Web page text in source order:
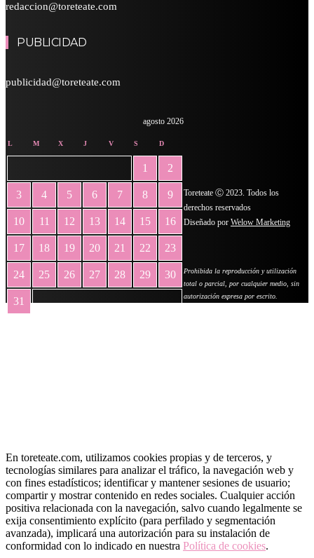
redaccion@toreteate.com
PUBLICIDAD
publicidad@toreteate.com
agosto 2026
L M X J V S D
1 2
3 4 5 6 7 8 9
10 11 12 13 14 15 16
17 18 19 20 21 22 23
24 25 26 27 28 29 30
31
Toreteate Ⓒ 2023. Todos los
derechos reservados
Diseñado por Welow Marketing
Prohibida la reproducción y utilización
total o parcial, por cualquier medio, sin
autorización expresa por escrito.
En toreteate.com, utilizamos cookies propias y de terceros, y
tecnologías similares para analizar el tráfico, la navegación web y
con fines estadísticos; identificar y mantener sesiones de usuario;
compartir y mostrar contenido en redes sociales. Cualquier acción
positiva relacionada con la navegación, salvo cuando legalmente se
exija consentimiento explícito (para perfilado y segmentación
avanzada), implicará una autorización para su instalación de
conformidad con lo indicado en nuestra Política de cookies.